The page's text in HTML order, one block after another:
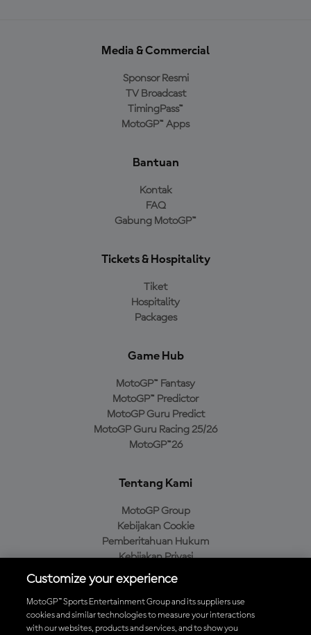
Media & Commercial
Sponsor Resmi
TV Broadcast
TimingPass™
MotoGP™ Apps
Bantuan
Kontak
FAQ
Gabung MotoGP™
Tickets & Hospitality
Tiket
Hospitality
Packages
Game Hub
MotoGP™ Fantasy
MotoGP™ Predictor
MotoGP Guru Predict
MotoGP Guru Racing 25/26
MotoGP™26
Tentang Kami
MotoGP Group
Kebijakan Cookie
Pemberitahuan Hukum
Kebijakan Privasi
Kebijakan Pembelian
Unduh Aplikasi Resmi MotoGP™
Customize your experience
MotoGP™ Sports Entertainment Group and its suppliers use
cookies and similar technologies to measure your interactions
with our websites, products and services, and to show you